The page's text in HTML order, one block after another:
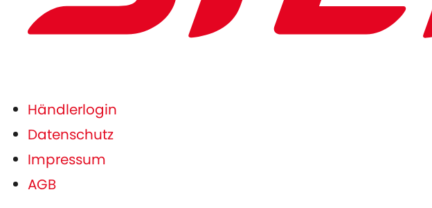
Händlerlogin
Datenschutz
Impressum
AGB